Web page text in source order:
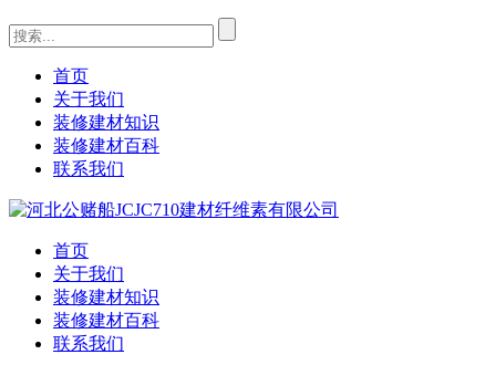
首页
关于我们
装修建材知识
装修建材百科
联系我们
首页
关于我们
装修建材知识
装修建材百科
联系我们